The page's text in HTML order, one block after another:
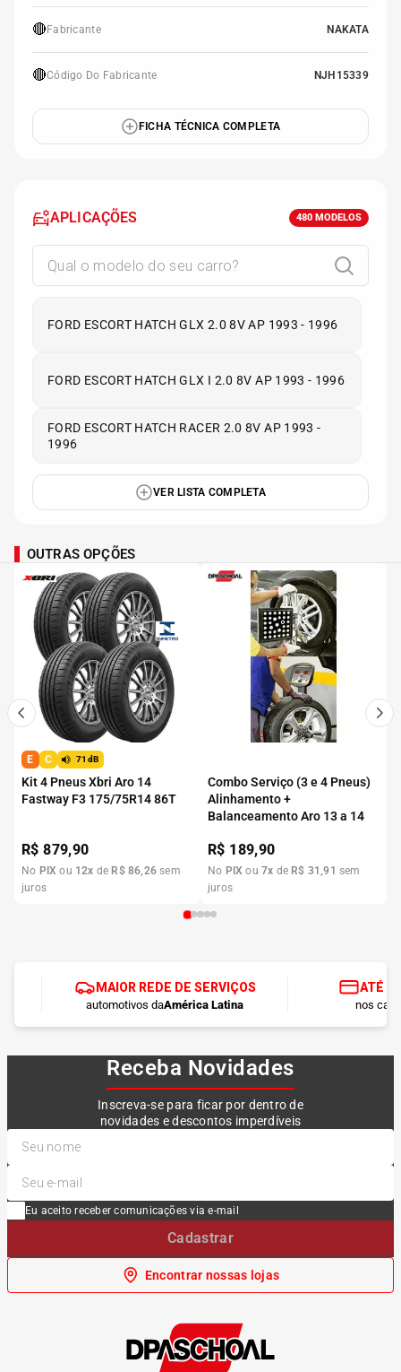
🔴 Fabricante NAKATA
🔴Código Do Fabricante NJH15339
FICHA TÉCNICA COMPLETA
APLICAÇÕES 480 MODELOS
FORD ESCORT HATCH GLX 2.0 8V AP 1993 - 1996
FORD ESCORT HATCH GLX I 2.0 8V AP 1993 - 1996
FORD ESCORT HATCH RACER 2.0 8V AP 1993 -
1996
VER LISTA COMPLETA
OUTRAS OPÇÕES
E C 71dB
Kit 4 Pneus Xbri Aro 14
Fastway F3 175/75R14 86T
R$879,90
No PIX ou 12x de R$ 86,26 sem
juros
Combo Serviço (3 e 4 Pneus)
Alinhamento +
Balanceamento Aro 13 a 14
R$ 189,90
No PIX ou7x de R$ 31 ,91 sem
juros
MAIOR REDE DE SERVIÇOS
automotivos daAmérica Latina
ATÉ
nos
Receba Novidades
Inscreva-se para ficar por dentro de
novidades e descontos imperdíveis
Eu aceito receber comunicações via e-mail
Cadastrar
Encontrar nossas lojas